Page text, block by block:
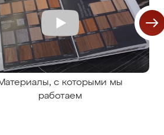
с которыми мы
работаем